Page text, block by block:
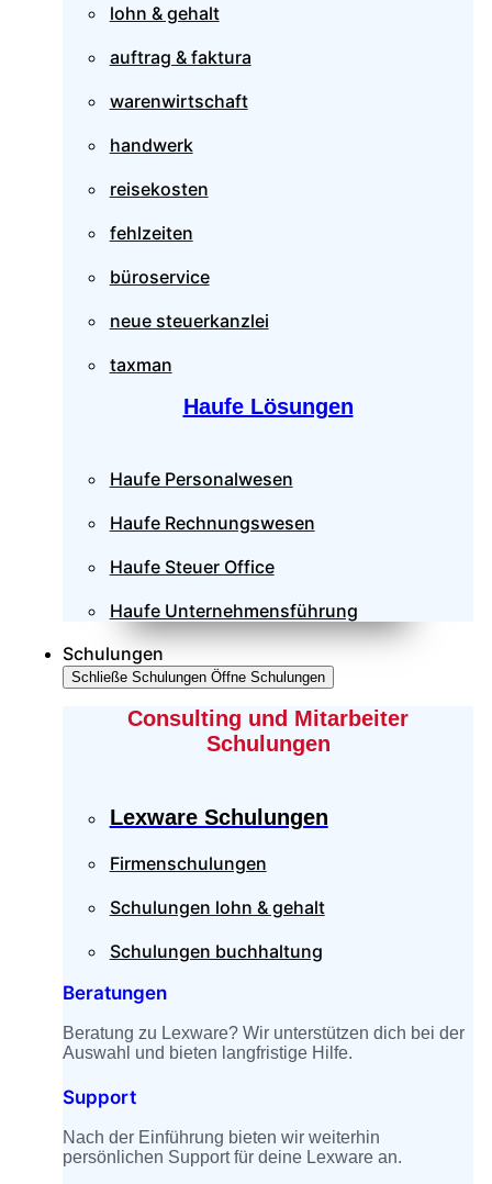
lohn & gehalt
auftrag & faktura
warenwirtschaft
handwerk
reisekosten
fehlzeiten
büroservice
neue steuerkanzlei
taxman
Haufe Lösungen
Haufe Personalwesen
Haufe Rechnungswesen
Haufe Steuer Office
Haufe Unternehmensführung
Schulungen
Schließe Schulungen Öffne Schulungen
Consulting und Mitarbeiter
Schulungen
Lexware Schulungen
Firmenschulungen
Schulungen lohn & gehalt
Schulungen buchhaltung
Beratungen
Beratung zu Lexware? Wir unterstützen dich bei der
Auswahl und bieten langfristige Hilfe.
Support
Nach der Einführung bieten wir weiterhin
persönlichen Support für deine Lexware an.